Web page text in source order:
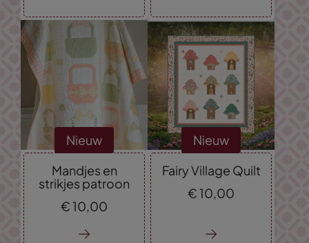
Nieuw
Mandjes en
strikjes patroon
€10,00
Nieuw
Fairy Village Quilt
€10,00